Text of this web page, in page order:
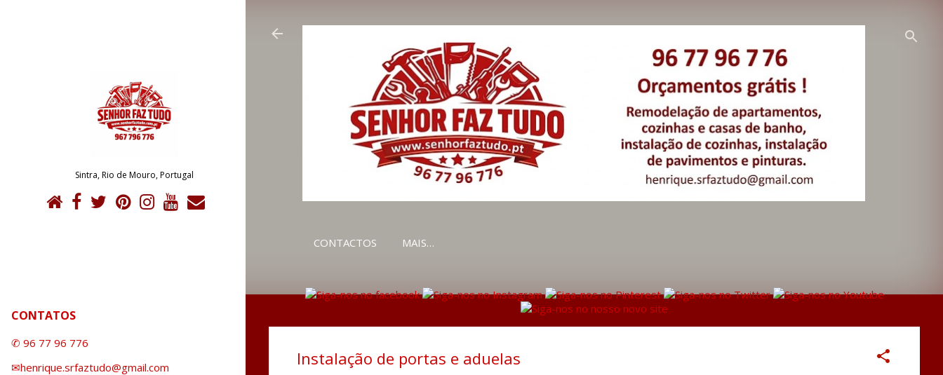
CONTACTOS MAIS…
Instalação de portas e aduelas
Sintra, Rio de Mouro, Portugal
CONTATOS
✆ 96 77 96 776
✉henrique.srfaztudo@gmail.com